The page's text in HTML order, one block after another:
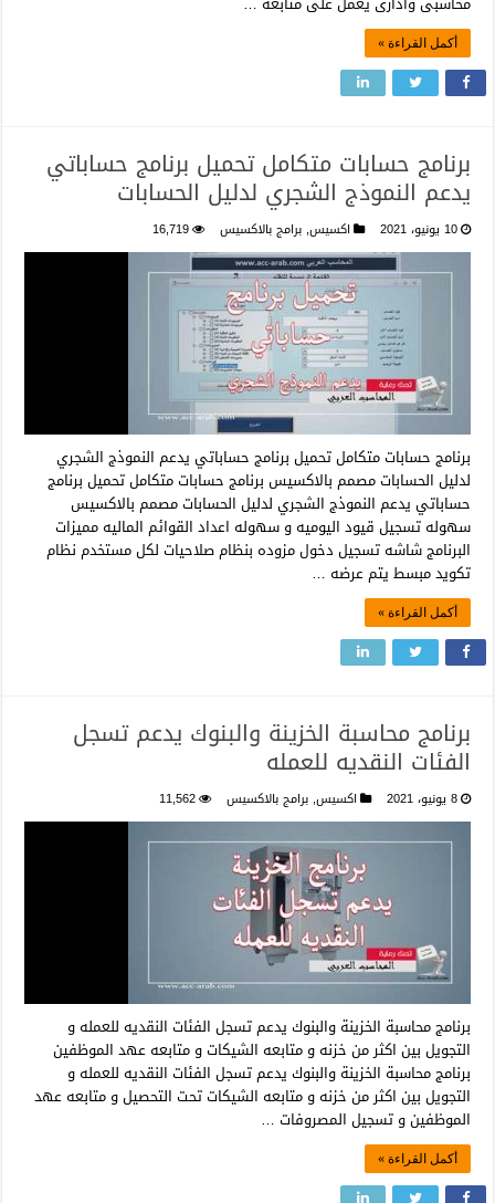
أكمل القراءة »
برنامج حسابات متكامل تحميل برنامج حساباتي
يدعم النموذج الشجري لدليل الحسابات
10 يونيو، 2021 اكسيس, برامج بالاكسيس 16,719
برنامج حسابات متكامل تحميل برنامج حساباتي يدعم النموذج الشجري
لدليل الحسابات مصمم بالاكسيس برنامج حسابات متكامل تحميل برنامج
حساباتي يدعم النموذج الشجري لدليل الحسابات مصمم بالاكسيس
سهوله تسجيل قيود اليوميه و سهوله اعداد القوائم الماليه مميزات
البرنامج شاشه تسجيل دخول مزوده بنظام صلاحيات لكل مستخدم نظام
تكويد مبسط يتم عرضه …
أكمل القراءة »
برنامج محاسبة الخزينة والبنوك يدعم تسجل
الفئات النقديه للعمله
8 يونيو، 2021 اكسيس, برامج بالاكسيس 11,562
برنامج محاسبة الخزينة والبنوك يدعم تسجل الفئات النقديه للعمله و
التجويل بين اكثر من خزنه و متابعه الشيكات و متابعه عهد الموظفين
برنامج محاسبة الخزينة والبنوك يدعم تسجل الفئات النقديه للعمله و
التجويل بين اكثر من خزنه و متابعه الشيكات تحت التحصيل و متابعه عهد
الموظفين و تسجيل المصروفات …
أكمل القراءة »